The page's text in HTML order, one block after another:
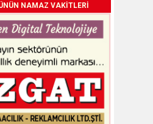
NAMAZ VAKİTLERİ